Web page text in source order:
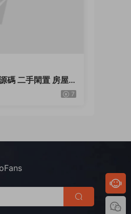
碼 二手閑置 房屋
7